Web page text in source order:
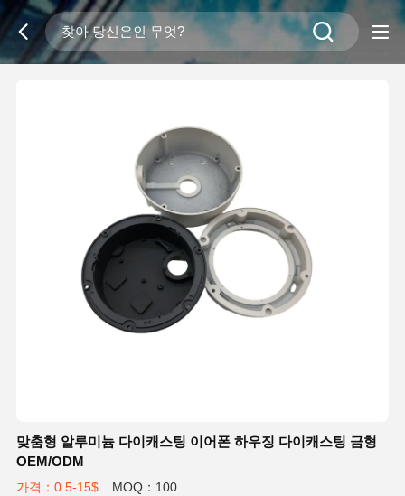
맞춤형 알루미늄 다이캐스팅 이어폰 하우징 다이캐스팅 금형
OEM/ODM
가격：0.5-15$ MOQ：100